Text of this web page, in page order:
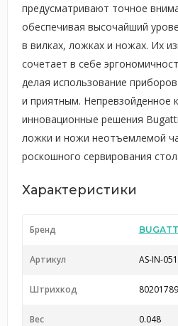
предусматривают точное
обеспечивая высочайший
в вилках, ложках и ножах. Их
сочетает в себе
делая использование
и приятным. Непревзойденное
инновационные решения
ложки и ножи неотъемлемой
роскошного сервирования
Характеристики
Бренд
Артикул AS-IN-
Штрихкод
Вес 0.048